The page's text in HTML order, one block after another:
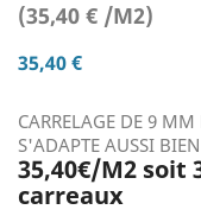
(35,40 € /M2)
35,40 €
CARRELAGE DE 9
S'ADAPTE AUSSI
35,40€/M2 soit
carreaux